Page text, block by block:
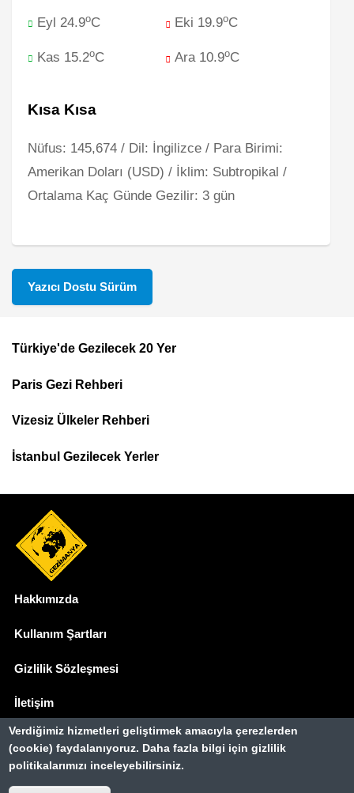
Eyl 24.9oC Eki 19.9oC
Kas 15.2oC Ara 10.9oC
Kısa Kısa
Nüfus: 145,674 / Dil: İngilizce / Para Birimi:
Amerikan Doları (USD) / İklim: Subtropikal /
Ortalama Kaç Günde Gezilir: 3 gün
Yazıcı Dostu Sürüm
Footer
Top
Menu
Türkiye'de Gezilecek 20 Yer
Paris Gezi Rehberi
Vizesiz Ülkeler Rehberi
İstanbul Gezilecek Yerler
Hakkımızda
Kullanım Şartları
Gizlilik Sözleşmesi
İletişim
Basında Biz
Gezimanya Turizm, TÜRSAB'a kayıtlı bir
Verdiğimiz hizmetleri geliştirmek amacıyla çerezlerden
(cookie) faydalanıyoruz. Daha fazla bilgi için gizlilik
politikalarımızı inceleyebilirsiniz.